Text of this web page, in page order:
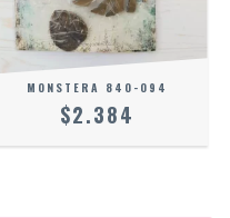
MONSTERA 840-094
$2.384